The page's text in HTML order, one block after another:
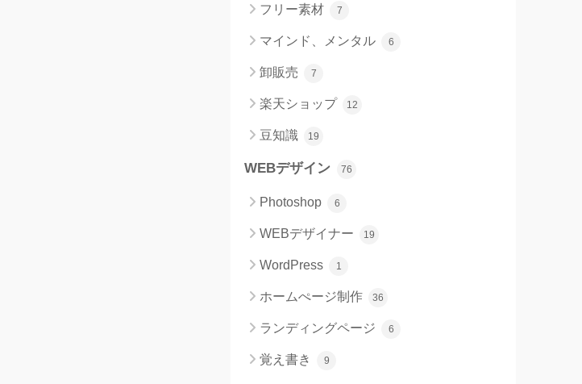
フリー素材 7
マインド、メンタル 6
卸販売 7
楽天ショップ 12
豆知識 19
WEBデザイン 76
Photoshop 6
WEBデザイナー 19
WordPress 1
ホームぺージ制作 36
ランディングページ 6
覚え書き 9